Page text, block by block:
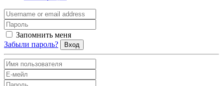
Запомнить меня
Забыли пароль?
Вход